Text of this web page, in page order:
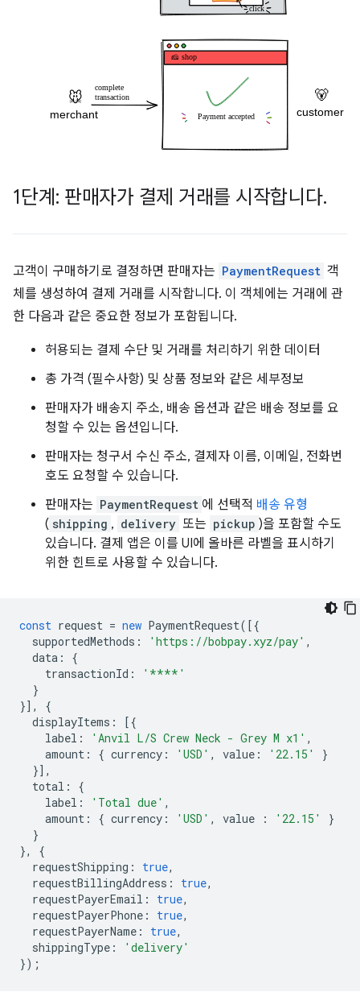
1단계: 판매자가 결제 거래를 시작합니다.
고객이 구매하기로 결정하면 판매자는 PaymentRequest 객
체를 생성하여 결제 거래를 시작합니다. 이 객체에는 거래에 관
한 다음과 같은 중요한 정보가 포함됩니다.
허용되는 결제 수단 및 거래를 처리하기 위한 데이터
총 가격 (필수사항) 및 상품 정보와 같은 세부정보
판매자가 배송지 주소, 배송 옵션과 같은 배송 정보를 요
청할 수 있는 옵션입니다.
판매자는 청구서 수신 주소, 결제자 이름, 이메일, 전화번
호도 요청할 수 있습니다.
판매자는 PaymentRequest 에 선택적 배송 유형
( shipping , delivery 또는 pickup )을 포함할 수도
있습니다. 결제 앱은 이를 UI에 올바른 라벨을 표시하기
위한 힌트로 사용할 수 있습니다.
const request = new PaymentRequest([{
supportedMethods : 'https://bobpay.xyz/pay' ,
data :
{
transactionId :
'****'
}
}],
{
displayItems :
[{
label : 'Anvil L/S Crew Neck - Grey M x1' ,
amount : { currency : 'USD' , value : '22.15'
}
}],
total :
{
label : 'Total due' ,
amount : { currency : 'USD' , value : '22.15'
}
}
},
{
requestShipping : true,
requestBillingAddress : true,
requestPayerEmail : true,
requestPayerPhone : true,
requestPayerName : true,
shippingType :
'delivery'
});